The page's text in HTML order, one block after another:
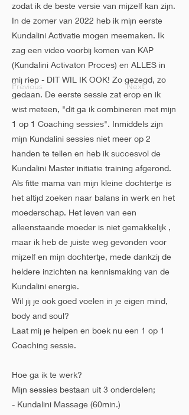
zodat ik de beste versie van mijzelf kan zijn.
In de zomer van 2022 heb ik mijn eerste
Kundalini Activatie mogen meemaken. Ik
zag een video voorbij komen van KAP
(Kundalini Activaton Proces) en ALLES in
mij riep - DIT WIL IK OOK! Zo gezegd, zo
gedaan. De eerste sessie zat erop en ik
wist meteen, "dit ga ik combineren met mijn
1 op 1 Coaching sessies". Inmiddels zijn
mijn Kundalini sessies niet meer op 2
handen te tellen en heb ik succesvol de
Kundalini Master initiatie training afgerond.
Als fitte mama van mijn kleine dochtertje is
het altijd zoeken naar balans in werk en het
moederschap. Het leven van een
alleenstaande moeder is niet gemakkelijk ,
maar ik heb de juiste weg gevonden voor
mijzelf en mijn dochtertje, mede dankzij de
heldere inzichten na kennismaking van de
Kundalini energie.
Wil jij je ook goed voelen in je eigen mind,
body and soul?
Laat mij je helpen en boek nu een 1 op 1
Coaching sessie.
Hoe ga ik te werk?
Mijn sessies bestaan uit 3 onderdelen;
- Kundalini Massage (60min.)
Previous Next